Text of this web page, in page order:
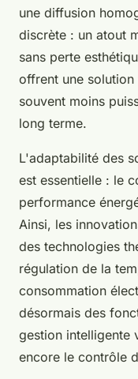
une diffusion
discrète : un atout
sans perte
offrent une
souvent moins
long terme.
L'adaptabilité des
est essentielle : le
performance
Ainsi, les
des technologies
régulation de la
consommation
désormais des
gestion intelligente
encore le contrôle